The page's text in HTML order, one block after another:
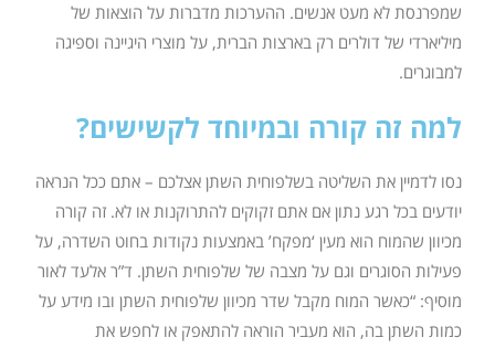
שמפרנסת לא מעט אנשים. ההערכות מדברות על הוצאות של
מיליארדי של דולרים רק בארצות הברית, על מוצרי היגיינה וספיגה
למבוגרים.
למה זה קורה ובמיוחד לקשישים?
נסו לדמיין את השליטה בשלפוחית השתן אצלכם – אתם ככל הנראה
יודעים בכל רגע נתון אם אתם זקוקים להתרוקנות או לא. זה קורה
מכיוון שהמוח הוא מעין ‘מפקח’ באמצעות נקודות בחוט השדרה, על
פעילות הסוגרים וגם על מצבה של שלפוחית השתן. ד”ר אלעד לאור
מוסיף: “כאשר המוח מקבל שדר מכיוון שלפוחית השתן ובו מידע על
כמות השתן בה, הוא מעביר הוראה להתאפק או לחפש את